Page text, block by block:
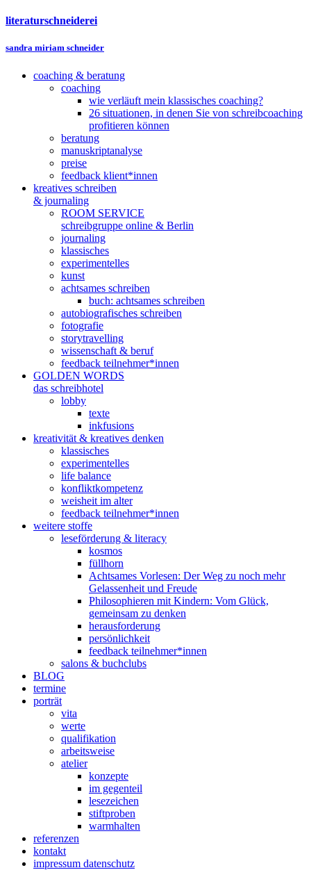
literaturschneiderei
sandra miriam schneider
coaching & beratung
coaching
wie verläuft mein klassisches coaching?
26 situationen, in denen Sie von schreibcoaching
profitieren können
beratung
manuskriptanalyse
preise
feedback klient*innen
kreatives schreiben
& journaling
ROOM SERVICE
schreibgruppe online & Berlin
journaling
klassisches
experimentelles
kunst
achtsames schreiben
buch: achtsames schreiben
autobiografisches schreiben
fotografie
storytravelling
wissenschaft & beruf
feedback teilnehmer*innen
GOLDEN WORDS
das schreibhotel
lobby
texte
inkfusions
kreativität & kreatives denken
klassisches
experimentelles
life balance
konfliktkompetenz
weisheit im alter
feedback teilnehmer*innen
weitere stoffe
leseförderung & literacy
kosmos
füllhorn
Achtsames Vorlesen: Der Weg zu noch mehr
Gelassenheit und Freude
Philosophieren mit Kindern: Vom Glück,
gemeinsam zu denken
herausforderung
persönlichkeit
feedback teilnehmer*innen
salons & buchclubs
BLOG
termine
porträt
vita
werte
qualifikation
arbeitsweise
atelier
konzepte
im gegenteil
lesezeichen
stiftproben
warmhalten
referenzen
kontakt
impressum datenschutz